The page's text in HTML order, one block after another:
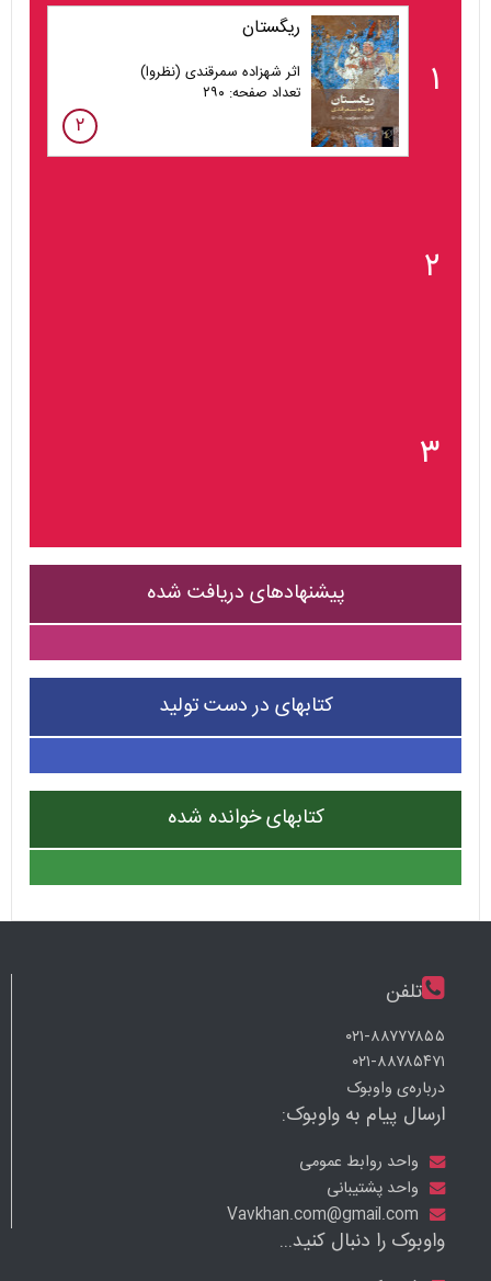
۱
ریگستان
اثر شهزاده سمرقندی (نظروا)
تعداد صفحه: ۲۹۰
۲
۲
۳
پیشنهادهای دریافت شده
کتابهای در دست تولید
کتابهای خوانده شده
تلفن
۰۲۱-۸۸۷۷۷۸۵۵
۰۲۱-۸۸۷۸۵۴۷۱
درباره‌ی واوبوک
ارسال پیام به واوبوک:
واحد روابط عمومی
واحد پشتیبانی
واوبوک را دنبال کنید...